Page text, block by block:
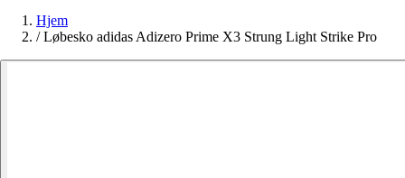
Hjem
/ Løbesko adidas Adizero Prime X3 Strung Light Strike Pro